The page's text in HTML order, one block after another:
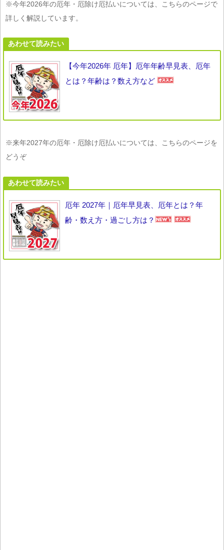
※今年2026年の厄年・厄除け厄払いについては、こちらのページで
詳しく解説しています。
あわせて読みたい
【今年2026年 厄年】厄年年齢早見表、厄年
とは？年齢は？数え方など
※来年2027年の厄年・厄除け厄払いについては、こちらのページを
どうぞ
あわせて読みたい
厄年 2027年｜厄年早見表、厄年とは？年
齢・数え方・過ごし方は？